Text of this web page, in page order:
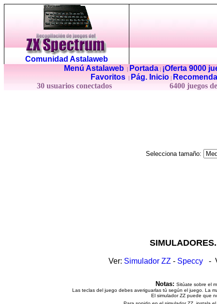
Comunidad Astalaweb
Menú Astalaweb| Portada|
¡Oferta 9000
Favoritos
Pág. Inicio
30 usuarios conectados
6400 juegos
Selecciona tamaño:
Ver: Simulador ZZ - Speccy -
Notas: Sitúate sobre el
Las teclas del juego debes averiguarlas tú según el juego. La
El simulador ZZ puede que